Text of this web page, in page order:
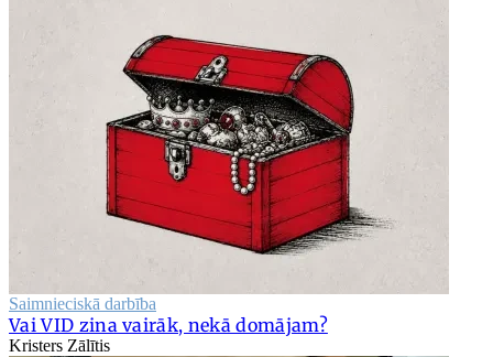
Saimnieciskā darbība
Vai VID zina vairāk, nekā domājam?
Kristers Zālītis